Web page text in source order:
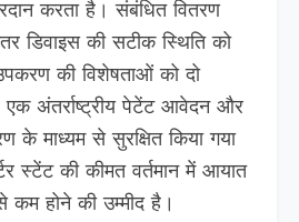
करता है। संबंधित वितरण
डिवाइस की सटीक स्थिति को
की विशेषताओं को दो
अंतर्राष्ट्रीय पेटेंट आवेदन और
के माध्यम से सुरक्षित किया गया
स्टेंट की कीमत वर्तमान में आयात
कम होने की उम्मीद है।